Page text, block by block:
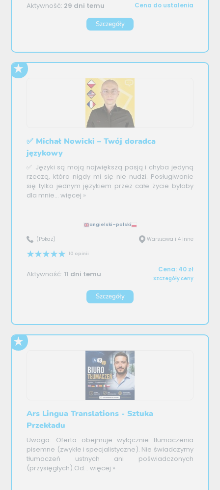
Aktywność: 29 dni temu Cena do ustalenia
Szczegóły
✅ Michał Nowicki – Twój doradca
językowy
✅ Języki są moją największą pasją i chyba jedyną
rzeczą, która nigdy mi się nie nudzi. Posługiwanie
się tylko jednym językiem przez całe życie byłoby
dla mnie... więcej »
angielski–polski
(Pokaż) Warszawa i 4 inne
10 opinii
Aktywność:11 dni temu Cena: 40 zł
Szczegóły ceny
Szczegóły
Ars Lingua Translations - Sztuka
Przekładu
Uwaga: Oferta obejmuje wyłącznie tłumaczenia
pisemne (zwykłe i specjalistyczne). Nie świadczymy
tłumaczeń ustnych ani poświadczonych
(przysięgłych).Od... więcej »